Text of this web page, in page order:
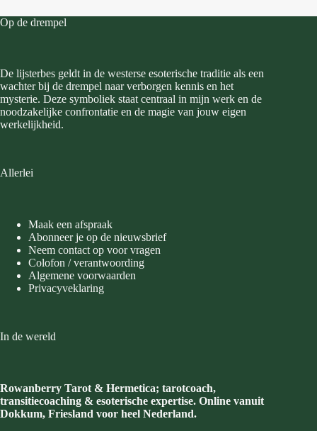
Op de drempel
De lijsterbes geldt in de westerse esoterische traditie als een
wachter bij de drempel naar verborgen kennis en het
mysterie. Deze symboliek staat centraal in mijn werk en de
noodzakelijke confrontatie en de magie van jouw eigen
werkelijkheid.
Allerlei
Maak een afspraak
Abonneer je op de nieuwsbrief
Neem contact op voor vragen
Colofon / verantwoording
Algemene voorwaarden
Privacyveklaring
In de wereld
Rowanberry Tarot & Hermetica; tarotcoach,
transitiecoaching & esoterische expertise. Online vanuit
Dokkum, Friesland voor heel Nederland.